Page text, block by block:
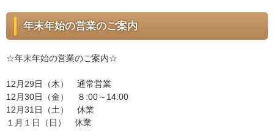
年末年始の営業のご案内
☆年末年始の営業のご案内☆
12月29日（木） 通常営業
12月30日（金） ８:00～14:00
12月31日（土） 休業
１月１日（日） 休業